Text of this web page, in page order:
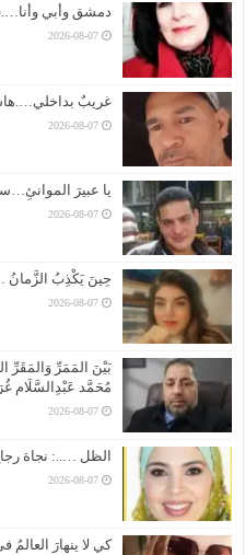
دمشق وأبي
2026-08-07
غريبٌ
2026-08-07
يا عبيرَ
2026-08-07
حِينَ يَكْذِبُ الزَّمانُ
2026-08-07
بَيْنَ المَمَرِّ وَالمَقَرِّ
مُحَمَّد عَبْدِالسَّلَام
2026-08-07
الظل …..: نجاة
2026-08-07
كي لا ينهارَ